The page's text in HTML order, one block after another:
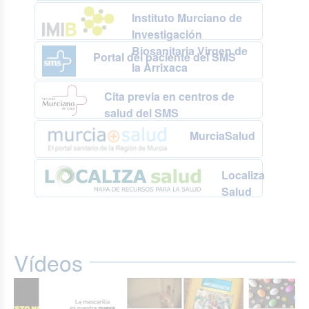
Instituto Murciano de
Investigación
Biosanitaria Virgen de
la Arrixaca
Portal del paciente del SMS
Cita previa en centros de
salud del SMS
MurciaSalud
Localiza
Salud
Vídeos